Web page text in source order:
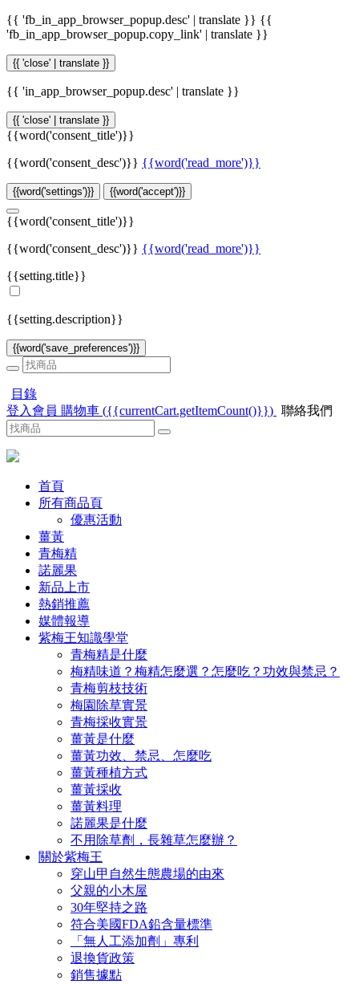
{{ 'fb_in_app_browser_popup.desc' | translate }} {{
'fb_in_app_browser_popup.copy_link' | translate }}
{{ 'close' | translate }}
{{ 'in_app_browser_popup.desc' | translate }}
{{ 'close' | translate }}
{{word('consent_title')}}
{{word('consent_desc')}} {{word('read_more')}}
{{word('settings')}} {{word('accept')}}
{{word('consent_title')}}
{{word('consent_desc')}} {{word('read_more')}}
{{setting.title}}
{{setting.description}}
{{word('save_preferences')}}
目錄
登入會員 購物車 ({{currentCart.getItemCount()}}) 聯絡我們
首頁
所有商品頁
優惠活動
薑黃
青梅精
諾麗果
新品上市
熱銷推薦
媒體報導
紫梅王知識學堂
青梅精是什麼
梅精味道？梅精怎麼選？怎麼吃？功效與禁忌？
青梅剪枝技術
梅園除草實景
青梅採收實景
薑黃是什麼
薑黃功效、禁忌、怎麼吃
薑黃種植方式
薑黃採收
薑黃料理
諾麗果是什麼
不用除草劑，長雜草怎麼辦？
關於紫梅王
穿山甲自然生態農場的由來
父親的小木屋
30年堅持之路
符合美國FDA鉛含量標準
「無人工添加劑」專利
退換貨政策
銷售據點